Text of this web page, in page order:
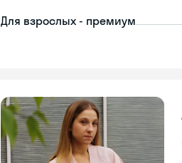
Для взрослых - премиум